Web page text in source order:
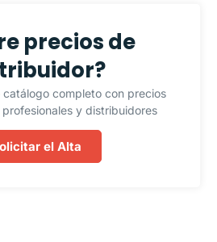
precios de
completo con precios
y distribuidores
el Alta